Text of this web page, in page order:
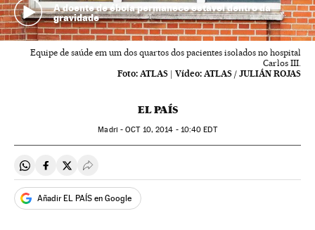
A doente de ébola permanece estável dentro da
gravidade
Equipe de saúde em um dos quartos dos pacientes isolados no hospital
Carlos III.
Foto: ATLAS | Vídeo: ATLAS / JULIÁN ROJAS
EL PAÍS
Madri -OCT10, 2014 - 10:40 EDT
Compartir en Whatsapp
Compartir en Facebook
Compartir en Twitter
Desplegar Redes Sociales
Añadir EL PAÍS en Google